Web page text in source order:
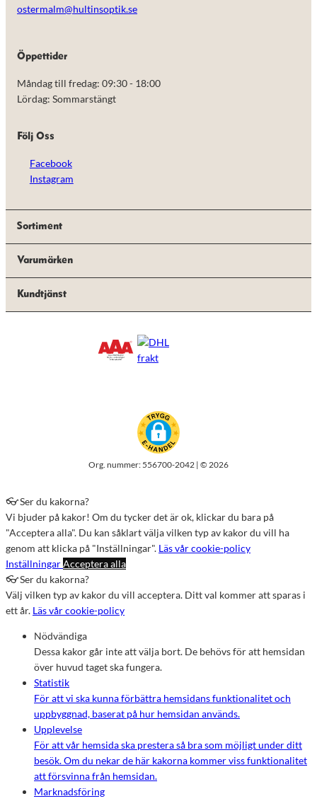
ostermalm@hultinsoptik.se
Öppettider
Måndag till fredag: 09:30 - 18:00
Lördag: Sommarstängt
Följ Oss
Facebook
Instagram
Sortiment
Varumärken
Kundtjänst
Org. nummer: 556700-2042 | © 2026
👓 Ser du kakorna?
Vi bjuder på kakor! Om du tycker det är ok, klickar du bara på
"Acceptera alla". Du kan såklart välja vilken typ av kakor du vill ha
genom att klicka på "Inställningar". Läs vår cookie-policy
InställningarAcceptera alla
👓 Ser du kakorna?
Välj vilken typ av kakor du vill acceptera. Ditt val kommer att sparas i
ett år. Läs vår cookie-policy
Nödvändiga
Dessa kakor går inte att välja bort. De behövs för att hemsidan
över huvud taget ska fungera.
Statistik
För att vi ska kunna förbättra hemsidans funktionalitet och
uppbyggnad, baserat på hur hemsidan används.
Upplevelse
För att vår hemsida ska prestera så bra som möjligt under ditt
besök. Om du nekar de här kakorna kommer viss funktionalitet
att försvinna från hemsidan.
Marknadsföring